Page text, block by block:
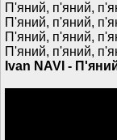
П'яний, п'яний,
П'яний, п'яний,
П'яний, п'яний,
П'яний, п'яний,
Ivan NAVI -